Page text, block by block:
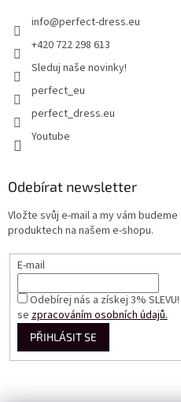
info@perfect-dress.eu
+420 722 298 613
Sleduj naše novinky!
perfect_eu
perfect_dress.eu
Youtube
Odebírat newsletter
Vložte svůj e-mail a my vám
produktech na našem e-shopu.
E-mail
Odebírej nás a získej 3%
sezpracováním osobních údajů.
PŘIHLÁSIT SE